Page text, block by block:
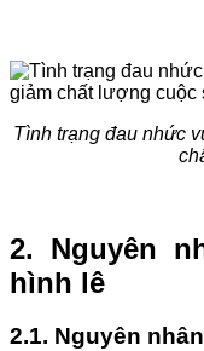
Tình trạng đau nhức
2. Nguyên
hình lê
2.1. Nguyên